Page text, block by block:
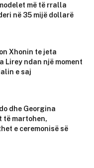
më të rralla
në 35 mijë dollarë
Xhonin te jeta
Lirey ndan një moment
e saj
dhe Georgina
të martohen,
e ceremonisë së